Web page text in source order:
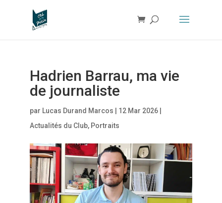
Hadrien Barrau, ma vie
de journaliste
par Lucas Durand Marcos 12 Mar 2026|
Actualités du Club, Portraits